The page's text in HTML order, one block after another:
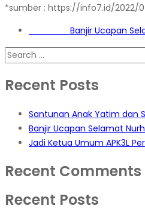
*sumber : https://info7.id/
Post
navigation
Banjir Ucapan
Search
for:
Recent Posts
Santunan Anak Yatim dan
Banjir Ucapan Selamat
Jadi Ketua Umum APK3L
Recent Comments
Recent Posts